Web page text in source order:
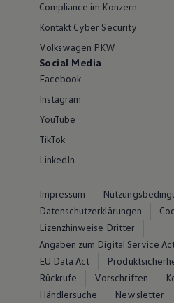
Compliance im Konzern
Kontakt Cyber Security
Volkswagen PKW
Social Media
Facebook
Instagram
YouTube
TikTok
LinkedIn
Impressum
Datenschutzerklärungen
Lizenzhinweise Dritter
Angaben zum Digital Service
EU Data Act
Rückrufe
Vorschriften
Händlersuche
Newsletter